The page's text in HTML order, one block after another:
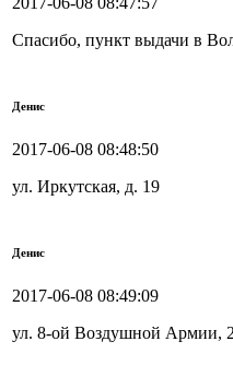
Спасибо, пункт выдачи в
Денис
2017-06-08 08:48:50
ул. Иркутская, д. 19
Денис
2017-06-08 08:49:09
ул. 8-ой Воздушной Армии,